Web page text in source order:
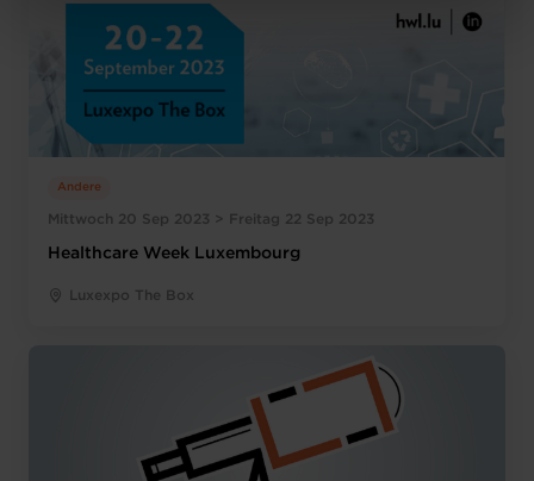
protection des données personnelles
Mittwoch 20 Sep 2023 > Freitag 22 Sep 2023
Andere
Healthcare Week Luxembourg
Luxexpo The Box